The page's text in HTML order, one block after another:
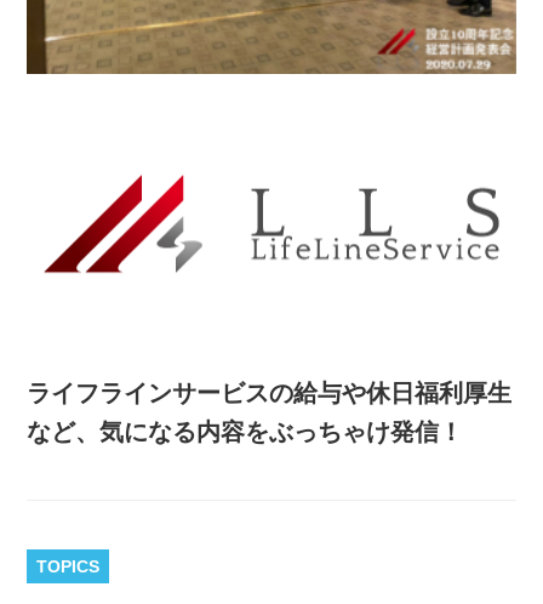
ライフラインサービスの給与や休日福利厚生
など、気になる内容をぶっちゃけ発信！
TOPICS